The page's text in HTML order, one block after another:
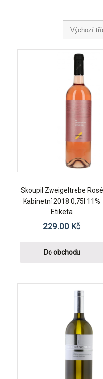
Skoupil Zweigeltrebe Rosé
Kabinetní 2018 0,75l 11%
Etiketa
229.00 Kč
Do obchodu